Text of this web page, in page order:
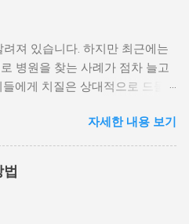
력이 가해져 치질이 생기거나
질 수 있습니다. 장시간 배변 습
폰을 보거나 책을 읽는 습관은
. 즉, 배변 습관이 바로잡히지 않
적인 배변 시간 갖기 아침에 일
을 들이면 장이 리듬을 찾고 변
의가 있을 때 바로 화장실 가기
시간은 5분 이내 화장실에서 오
져 있습니다. 하지만 최근에는
병원을 찾는 사례가 점차 늘고
에게 치질은 상대적으로 드물
이와 청소년은 증상을 제대로 표
많아, 조기 진단과 관리가 중요
치질과 청소년 치질의 원인, 증상,
살펴보겠습니다. 1. 어린이 치
실제 발생 사례 어린이와 청소
자세한 내용 보기